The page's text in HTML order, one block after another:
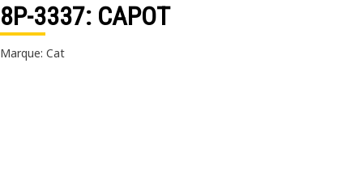
8P-3337: CAPOT
Marque: Cat